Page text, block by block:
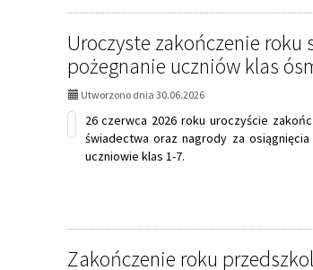
Uroczyste zakończenie
pożegnanie uczniów klas
Utworzono dnia 30.06.2026
26 czerwca 2026 roku uroczyście
świadectwa oraz nagrody za
uczniowie klas 1-7.
Zakończenie roku